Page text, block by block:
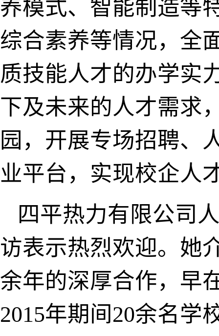
养模式、智能制造等
综合素养等情况，全
质技能人才的办学实
下及未来的人才需求
园，开展专场招聘、
业平台，实现校企人
四平热力有限公司
访表示热烈欢迎。她
余年的深厚合作，早
2015年期间20余名学